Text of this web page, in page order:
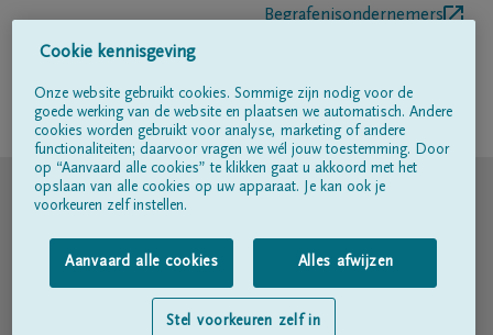
Begrafenisondernemers
Volg ons op
© DELA
Gebruiksvoorwaarden
Privacyverklaring
Toegankelijkheidsverklaring
Cookie kennisgeving
Onze website gebruikt cookies. Sommige zijn nodig voor de
goede werking van de website en plaatsen we automatisch. Andere
cookies worden gebruikt voor analyse, marketing of andere
functionaliteiten; daarvoor vragen we wél jouw toestemming. Door
op “Aanvaard alle cookies” te klikken gaat u akkoord met het
opslaan van alle cookies op uw apparaat. Je kan ook je
voorkeuren zelf instellen.
Aanvaard alle cookies Alles afwijzen
Stel voorkeuren zelf in